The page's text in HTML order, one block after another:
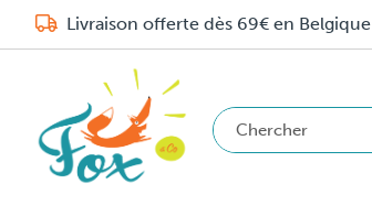
Livraison offerte dès 69€ en Belgique